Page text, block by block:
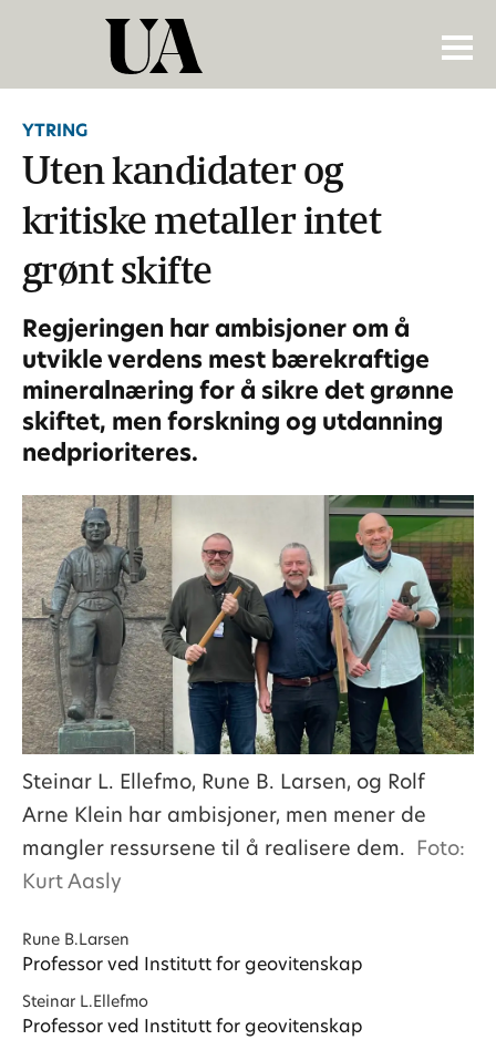
YTRING
Uten kandidater og
kritiske metaller intet
grønt skifte
Regjeringen har ambisjoner om å
utvikle verdens mest bærekraftige
mineralnæring for å sikre det grønne
skiftet, men forskning og utdanning
nedprioriteres.
Steinar L. Ellefmo, Rune B. Larsen, og Rolf
Arne Klein har ambisjoner, men mener de
mangler ressursene til å realisere dem. Foto:
Kurt Aasly
Rune B.Larsen
Professor ved Institutt for geovitenskap
Steinar L.Ellefmo
Professor ved Institutt for geovitenskap